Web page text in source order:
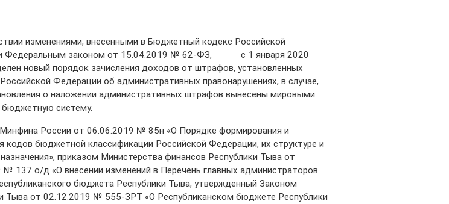
изменениями, внесенными в Бюджетный кодекс Российской
Федеральным законом от 15.04.2019 № 62-ФЗ, с 1 января 2020
новый порядок зачисления доходов от штрафов, установленных
Федерации об административных правонарушениях, в случае,
о наложении административных штрафов вынесены мировыми
бюджетную систему.
России от 06.06.2019 № 85н «О Порядке формирования и
кодов бюджетной классификации Российской Федерации, их структуре и
приказом Министерства финансов Республики Тыва от
№ 137 о/д «О внесении изменений в Перечень главных администраторов
бюджета Республики Тыва, утвержденный Законом
Тыва от 02.12.2019 № 555-ЗРТ «О Республиканском бюджете Республики